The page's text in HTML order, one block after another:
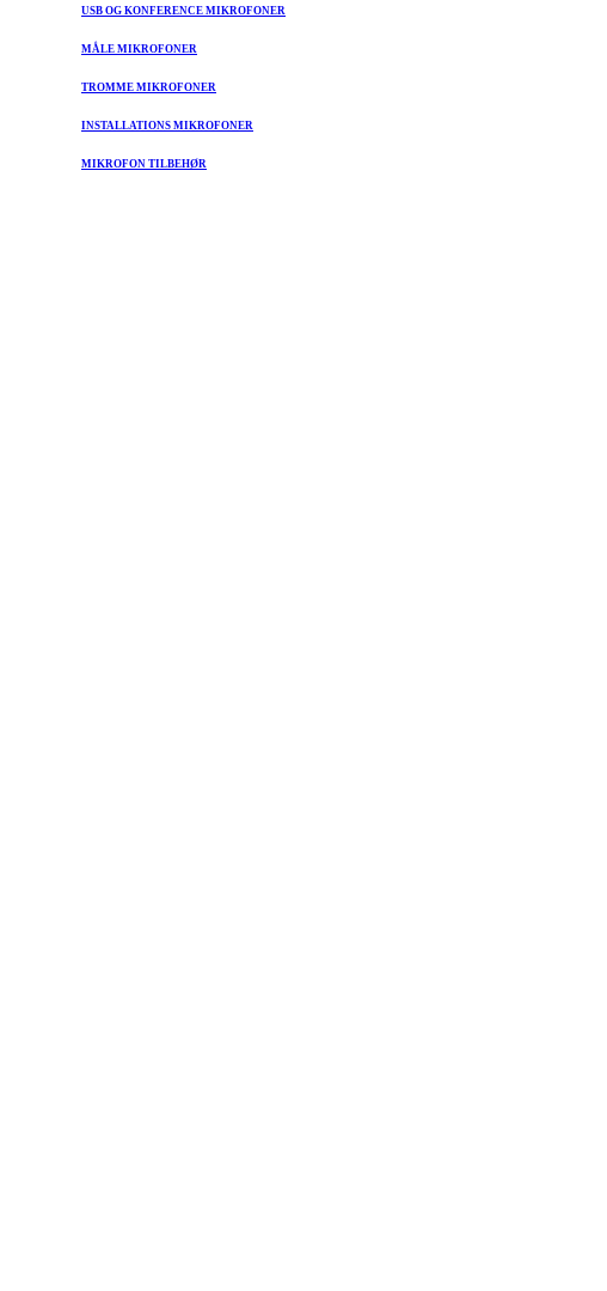
USB OG KONFERENCE MIKROFONER
MÅLE MIKROFONER
TROMME MIKROFONER
INSTALLATIONS MIKROFONER
MIKROFON TILBEHØR